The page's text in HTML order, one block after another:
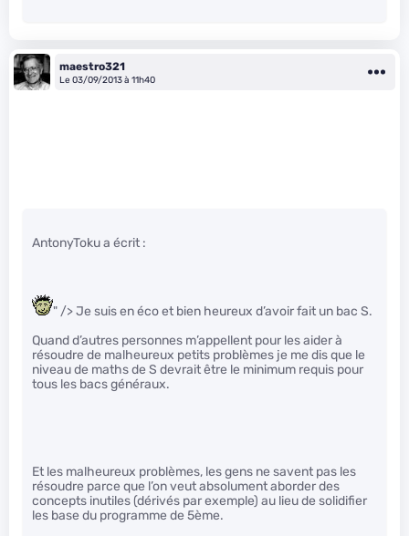
maestro321
Le 03/09/2013 à 11h40
AntonyToku a écrit :
" /> Je suis en éco et bien heureux d’avoir fait un bac S.
Quand d’autres personnes m’appellent pour les aider à
résoudre de malheureux petits problèmes je me dis que le
niveau de maths de S devrait être le minimum requis pour
tous les bacs généraux.
Et les malheureux problèmes, les gens ne savent pas les
résoudre parce que l’on veut absolument aborder des
concepts inutiles (dérivés par exemple) au lieu de solidifier
les base du programme de 5ème.